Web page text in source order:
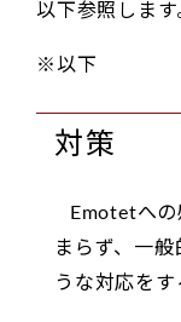
以下参照します
※以下
対策
Emotetへの
まらず、一
うな対応をす